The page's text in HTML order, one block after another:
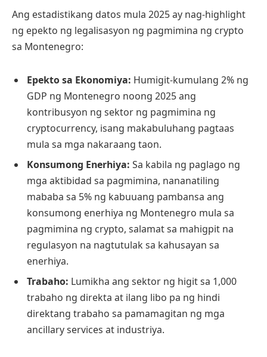
Ang estadistikang datos mula 2025 ay nag-highlight
ng epekto ng legalisasyon ng pagmimina ng crypto
sa Montenegro:
Epekto sa Ekonomiya: Humigit-kumulang 2% ng
GDP ng Montenegro noong 2025 ang
kontribusyon ng sektor ng pagmimina ng
cryptocurrency, isang makabuluhang pagtaas
mula sa mga nakaraang taon.
Konsumong Enerhiya: Sa kabila ng paglago ng
mga aktibidad sa pagmimina, nananatiling
mababa sa 5% ng kabuuang pambansa ang
konsumong enerhiya ng Montenegro mula sa
pagmimina ng crypto, salamat sa mahigpit na
regulasyon na nagtutulak sa kahusayan sa
enerhiya.
Trabaho: Lumikha ang sektor ng higit sa 1,000
trabaho ng direkta at ilang libo pa ng hindi
direktang trabaho sa pamamagitan ng mga
ancillary services at industriya.